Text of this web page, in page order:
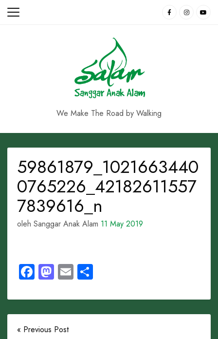
Skip
We Make The Road by Walking
59861879_1021663440
0765226_42182611557
7839616_n
oleh Sanggar Anak Alam 11 May 2019
Facebook
Mastodon
Email
« Previous Post